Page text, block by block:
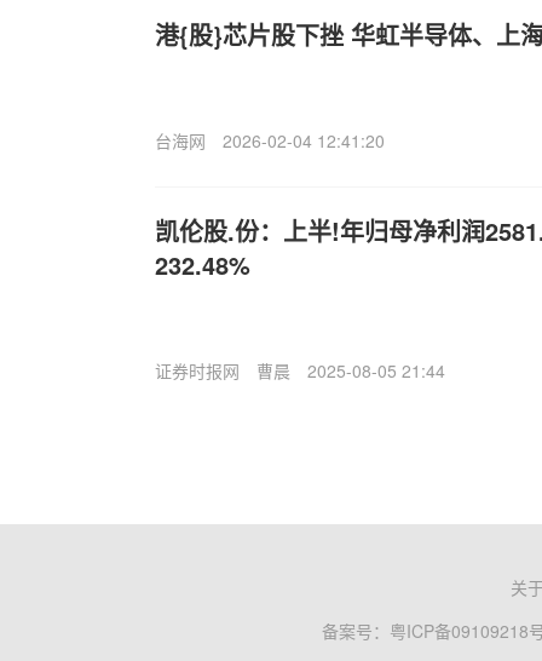
港{股}芯片股下挫 华虹半导体、上
台海网 2026-02-04 12:41:20
凯伦股.份：上半!年归母净利润
232.48%
证券时报网 曹晨 2025-08-05 21:44
关
备案号： 粤ICP备09109218